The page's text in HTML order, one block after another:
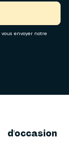
envoyer notre